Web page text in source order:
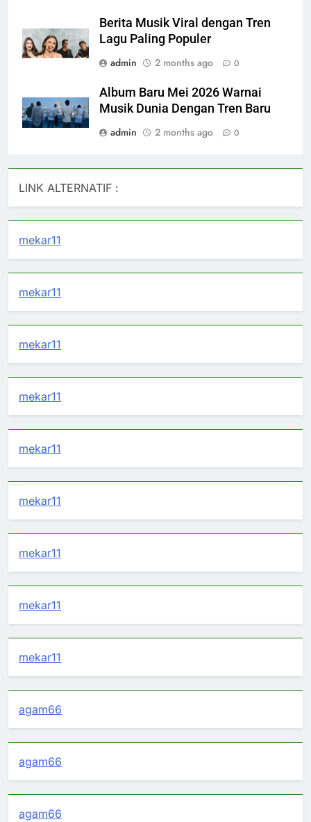
Berita Musik Viral dengan Tren
Lagu Paling Populer
admin
2 months ago 0
Album Baru Mei 2026 Warnai
Musik Dunia Dengan Tren Baru
admin
2 months ago 0
LINK ALTERNATIF :
mekar11
mekar11
mekar11
mekar11
mekar11
mekar11
mekar11
mekar11
mekar11
agam66
agam66
agam66